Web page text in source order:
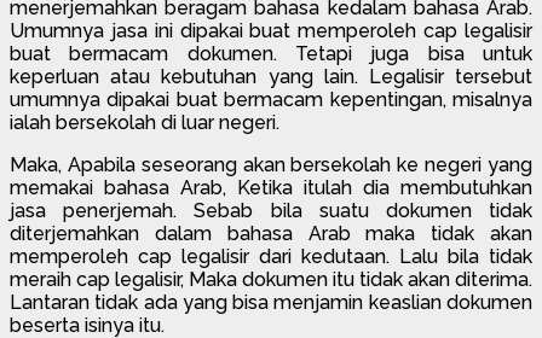
menerjemahkan beragam bahasa kedalam bahasa Arab.
Umumnya jasa ini dipakai buat memperoleh cap legalisir
buat bermacam dokumen. Tetapi juga bisa untuk
keperluan atau kebutuhan yang lain. Legalisir tersebut
umumnya dipakai buat bermacam kepentingan, misalnya
ialah bersekolah di luar negeri.
Maka, Apabila seseorang akan bersekolah ke negeri yang
memakai bahasa Arab, Ketika itulah dia membutuhkan
jasa penerjemah. Sebab bila suatu dokumen tidak
diterjemahkan dalam bahasa Arab maka tidak akan
memperoleh cap legalisir dari kedutaan. Lalu bila tidak
meraih cap legalisir, Maka dokumen itu tidak akan diterima.
Lantaran tidak ada yang bisa menjamin keaslian dokumen
beserta isinya itu.